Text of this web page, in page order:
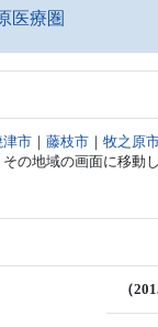
医療圏
津市 ｜藤枝市 ｜牧之原
その地域の画面に移動し
（